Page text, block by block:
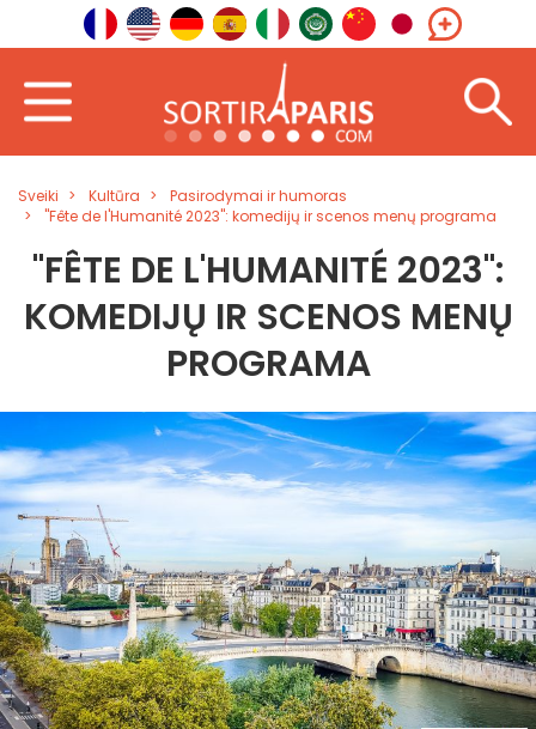
Sveiki Kultūra
Pasirodymai ir humoras
"Fête de l'Humanité 2023": komedijų ir scenos menų programa
"FÊTE DE L'HUMANITÉ 2023":
KOMEDIJŲ IR SCENOS MENŲ
PROGRAMA